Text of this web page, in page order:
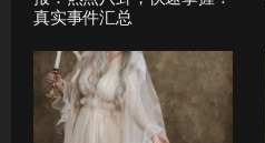
真实事件汇总